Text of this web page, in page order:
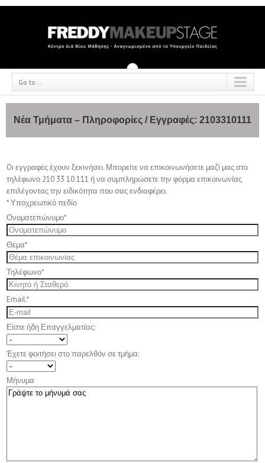
Go to...
Νέα Τμήματα – Πληροφορίες / Εγγραφές: 2103310111
Oι εγγραφές έχουν ξεκινήσει. Μπορείτε να επικοινωνήσετε μαζί μας στο
τηλέφωνο 210 33 10 111 ή να συμπληρώσετε την φόρμα επικοινωνίας
επιλέγοντας την ειδικότητα που σας ενδιαφέρει.
*Υποχρεωτικό πεδίο
Ονοματεπώνυμο*
Θέμα*
Τηλέφωνο*
Email:*
Είστε ήδη Επαγγελματίας:
Έχετε φοιτήσει στο παρελθόν σε τμήμα:
Μήνυμα